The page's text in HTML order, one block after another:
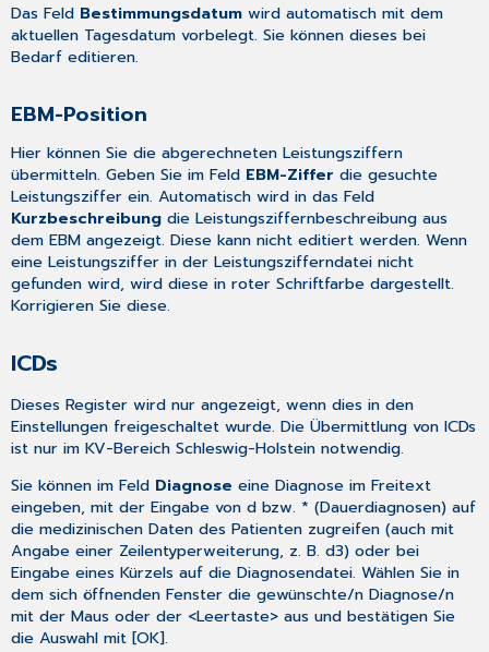
Das Feld Bestimmungsdatum wird automatisch mit dem
aktuellen Tagesdatum vorbelegt. Sie können dieses bei
Bedarf editieren.
EBM-Position
Hier können Sie die abgerechneten Leistungsziffern
übermitteln. Geben Sie im Feld EBM-Ziffer die gesuchte
Leistungsziffer ein. Automatisch wird in das Feld
Kurzbeschreibung die Leistungsziffernbeschreibung aus
dem EBM angezeigt. Diese kann nicht editiert werden. Wenn
eine Leistungsziffer in der Leistungszifferndatei nicht
gefunden wird, wird diese in roter Schriftfarbe dargestellt.
Korrigieren Sie diese.
ICDs
Dieses Register wird nur angezeigt, wenn dies in den
Einstellungen freigeschaltet wurde. Die Übermittlung von ICDs
ist nur im KV-Bereich Schleswig-Holstein notwendig.
Sie können im Feld Diagnose eine Diagnose im Freitext
eingeben, mit der Eingabe von d bzw. * (Dauerdiagnosen) auf
die medizinischen Daten des Patienten zugreifen (auch mit
Angabe einer Zeilentyperweiterung, z. B. d3) oder bei
Eingabe eines Kürzels auf die Diagnosendatei. Wählen Sie in
dem sich öffnenden Fenster die gewünschte/n Diagnose/n
mit der Maus oder der <Leertaste> aus und bestätigen Sie
die Auswahl mit [OK].